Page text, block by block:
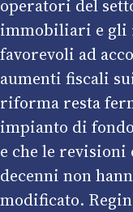
operatori del
immobiliari e gli
favorevoli ad
aumenti fiscali
riforma resta
impianto di
e che le revisioni
decenni non
modificato.